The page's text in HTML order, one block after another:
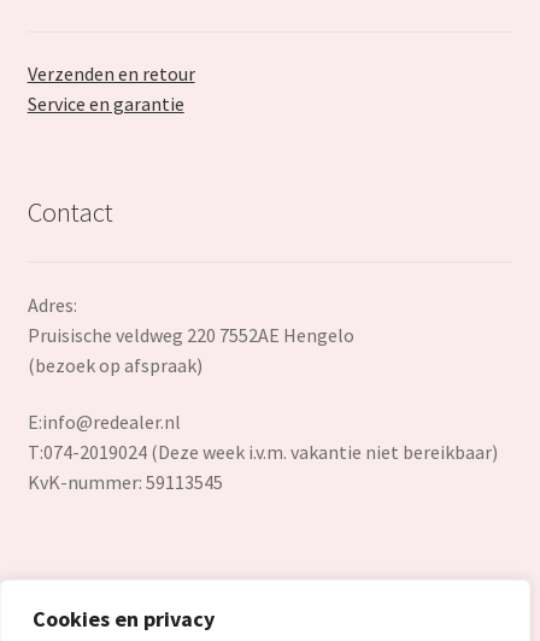
Cookies en privacy
Verzenden en retour
Service en garantie
Contact
Adres:
Pruisische veldweg 220 7552AE Hengelo
(bezoek op afspraak)
E:info@redealer.nl
T:074-2019024 (Deze week i.v.m. vakantie niet bereikbaar)
KvK-nummer: 59113545
© Redealer.nl | Gecontroleerde retourproducten en nieuwe